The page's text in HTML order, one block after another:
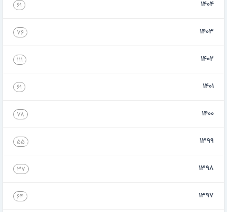
۱۴۰۴ ۶۱
۱۴۰۳ ۷۶
۱۴۰۲ ۱۱۱
۱۴۰۱ ۶۱
۱۴۰۰ ۷۸
۱۳۹۹ ۵۵
۱۳۹۸ ۳۷
۱۳۹۷ ۶۴